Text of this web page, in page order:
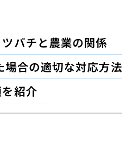
ツバチと農業の関係
合の適切な対応方法
紹介